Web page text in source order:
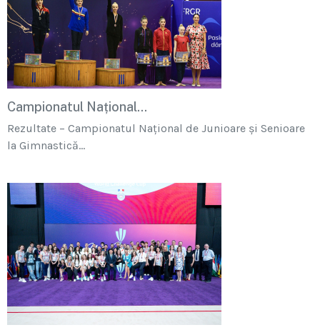
Campionatul Național...
Rezultate – Campionatul Național de Junioare și Senioare
la Gimnastică...